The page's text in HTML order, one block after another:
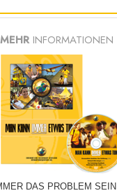
MEHR INFORMATIONEN
DAS PROBLEM